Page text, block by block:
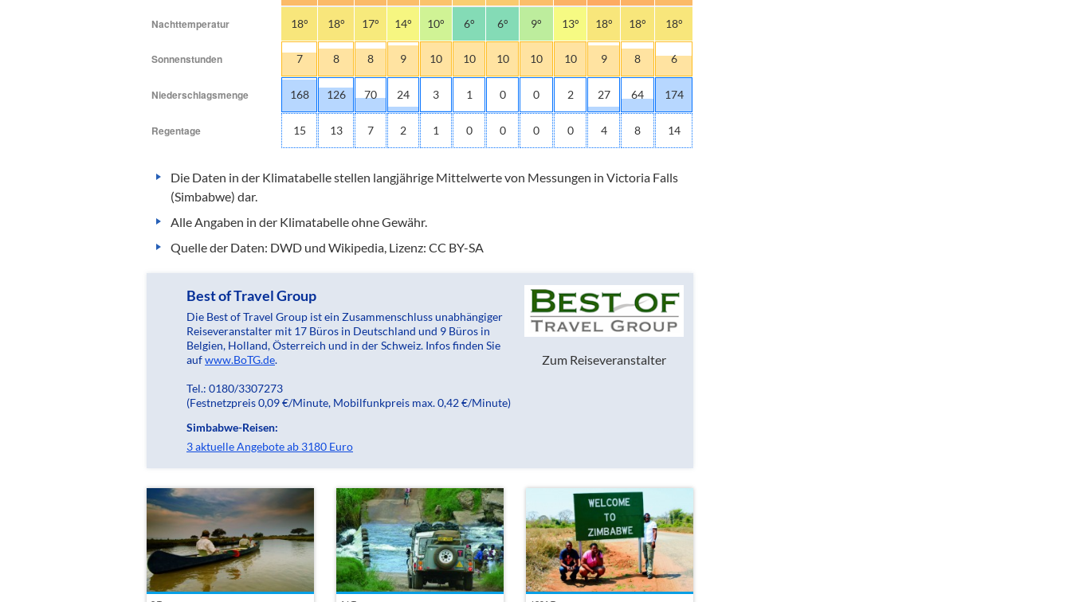
Nachttemperatur 18° 18° 17° 14° 10° 6° 6° 9° 13° 18° 18° 18°
Sonnenstunden 7 8 8 9 10 10 10 10 10 9 8 6
Niederschlagsmenge 168 126 70 24 3 1 0 0 2 27 64 174
Regentage 15 13 7 2 1 0 0 0 0 4 8 14
Die Daten in der Klimatabelle stellen langjährige Mittelwerte von Messungen in Victoria Falls
(Simbabwe) dar.
Alle Angaben in der Klimatabelle ohne Gewähr.
Quelle der Daten: DWD und Wikipedia, Lizenz: CC BY-SA
Zum Reiseveranstalter
Best of Travel Group
Die Best of Travel Group ist ein Zusammenschluss unabhängiger
Reiseveranstalter mit 17 Büros in Deutschland und 9 Büros in
Belgien, Holland, Österreich und in der Schweiz. Infos finden Sie
aufwww.BoTG.de.
Tel.: 0180/3307273
(Festnetzpreis 0,09 €/Minute, Mobilfunkpreis max. 0,42 €/Minute)
Simbabwe-Reisen:
3 aktuelle Angebote ab 3180 Euro